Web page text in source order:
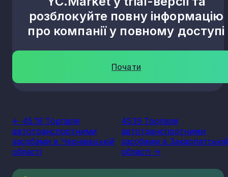
розблокуйте повну інформацію
про компанії у повному доступі
Почати
<- 45.19 Торгівля
автотранспортними
засобами в Чернівецькій
області
45.19 Торгівля
автотранспортними
засобами в Закарпатській
області ->